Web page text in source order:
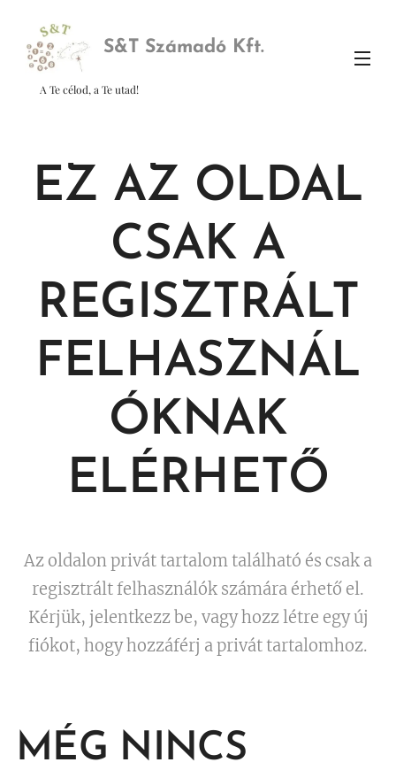
S&T Számadó Kft.
A Te célod, a Te utad!
EZ AZ OLDAL
CSAK A
REGISZTRÁLT
FELHASZNÁL
ÓKNAK
ELÉRHETŐ
Az oldalon privát tartalom található és csak a
regisztrált felhasználók számára érhető el.
Kérjük, jelentkezz be, vagy hozz létre egy új
fiókot, hogy hozzáférj a privát tartalomhoz.
MÉG NINCS